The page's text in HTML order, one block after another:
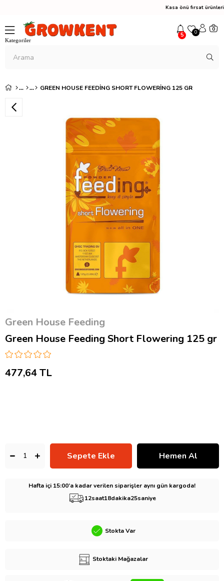
Kasa önü fırsat
5 0 0
GREEN HOUSE FEEDING SHORT FLOWERING 125 GR
Green House Feeding
Green House Feeding Short Flowering 125 gr
477,64 TL
Hafta içi 15:00’a kadar verilen siparişler aynı gün kargoda!
12saat18dakika24saniye
Stokta Var
Stoktaki Mağazalar